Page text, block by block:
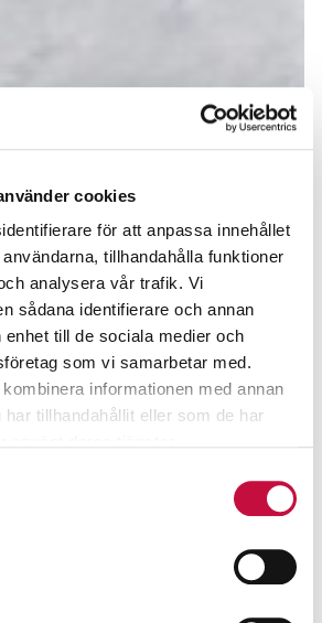
cookies
för att anpassa innehållet
tillhandahålla funktioner
analysera vår trafik. Vi
sådana identifierare och annan
enhet till de sociala medier och
som vi samarbetar med.
informationen med annan
tillhandahållit eller som de har